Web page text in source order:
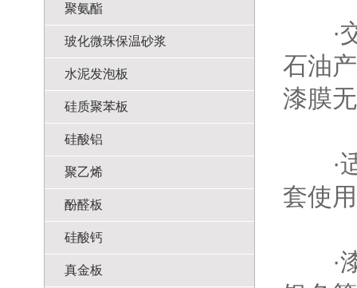
聚氨酯
玻化微珠保温砂浆
水泥发泡板
硅质聚苯板
硅酸铝
聚乙烯
酚醛板
硅酸钙
真金板
·交
石油
漆膜
·适
套使
·漆